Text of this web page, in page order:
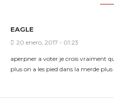
EAGLE
20 enero, 2017 - 01:23
aperpner a voter je crois vraiment
plus on a les pied dans la merde